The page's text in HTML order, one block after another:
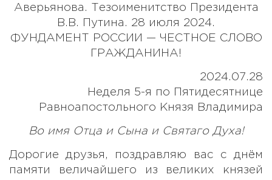
Аверьянова. Тезоименитство Президента
В.В. Путина. 28 июля 2024.
ФУНДАМЕНТ РОССИИ — ЧЕСТНОЕ СЛОВО
ГРАЖДАНИНА!
2024.07.28
Неделя 5-я по Пятидесятнице
Равноапостольного Князя Владимира
Во имя Отца и Сына и Святаго Духа!
Дорогие друзья, поздравляю вас с днём
памяти величайшего из великих князей